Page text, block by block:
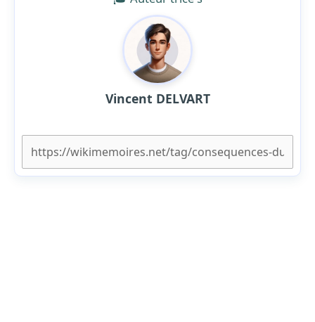
Vincent DELVART